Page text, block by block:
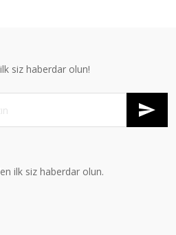
siz haberdar olun!
ilk siz haberdar olun.